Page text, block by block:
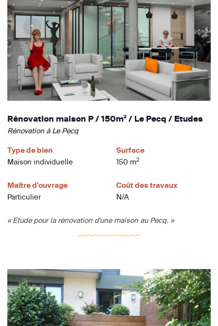
Rénovation maison P / 150m² / Le Pecq / Etudes
Rénovation à Le Pecq
Type de bien
Maison individuelle
Surface
150 m2
Maître d'ouvrage
Particulier
Coût des travaux
N/A
« Etude pour la rénovation d'une maison au Pecq. »